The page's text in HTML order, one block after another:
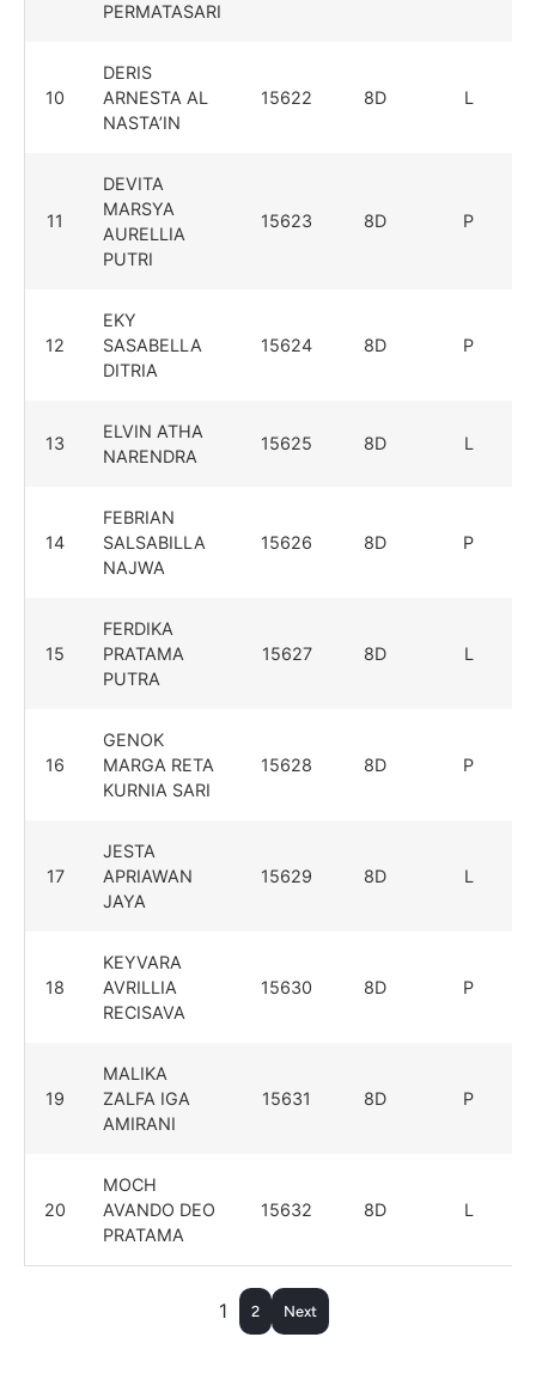
PERMATASARI
10
DERIS
ARNESTA AL
NASTA’IN
15622 8D L
11
DEVITA
MARSYA
AURELLIA
PUTRI
15623 8D P
12
EKY
SASABELLA
DITRIA
15624 8D P
13
ELVIN ATHA
NARENDRA
15625 8D L
14
FEBRIAN
SALSABILLA
NAJWA
15626 8D P
15
FERDIKA
PRATAMA
PUTRA
15627 8D L
16
GENOK
MARGA RETA
KURNIA SARI
15628 8D P
17
JESTA
APRIAWAN
JAYA
15629 8D L
18
KEYVARA
AVRILLIA
RECISAVA
15630 8D P
19
MALIKA
ZALFA IGA
AMIRANI
15631 8D P
20
MOCH
AVANDO DEO
PRATAMA
15632 8D L
1 2 Next